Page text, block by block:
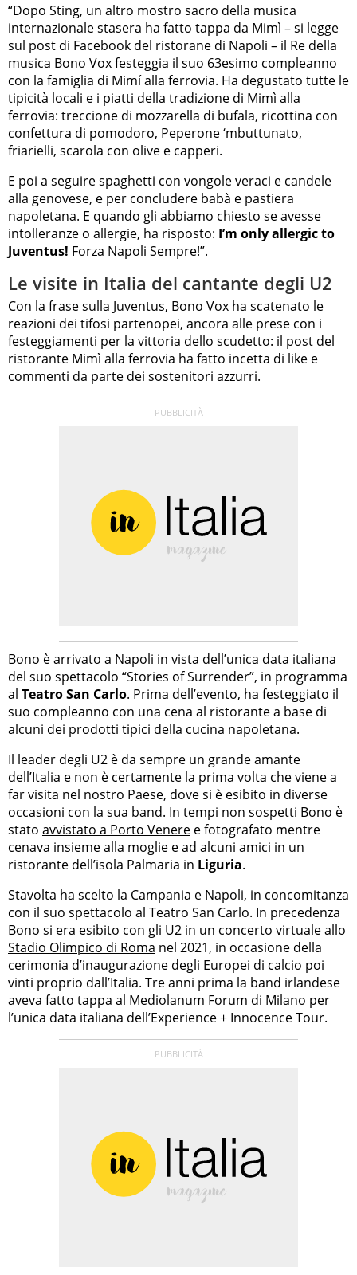
“Dopo Sting, un altro mostro sacro della musica
internazionale stasera ha fatto tappa da Mimì – si legge
sul post di Facebook del ristorane di Napoli – il Re della
musica Bono Vox festeggia il suo 63esimo compleanno
con la famiglia di Mimí alla ferrovia. Ha degustato tutte le
tipicità locali e i piatti della tradizione di Mimì alla
ferrovia: treccione di mozzarella di bufala, ricottina con
confettura di pomodoro, Peperone ‘mbuttunato,
friarielli, scarola con olive e capperi.
E poi a seguire spaghetti con vongole veraci e candele
alla genovese, e per concludere babà e pastiera
napoletana. E quando gli abbiamo chiesto se avesse
intolleranze o allergie, ha risposto: I’m only allergic to
Juventus! Forza Napoli Sempre!”.
Le visite in Italia del cantante degli U2
Con la frase sulla Juventus, Bono Vox ha scatenato le
reazioni dei tifosi partenopei, ancora alle prese con i
festeggiamenti per la vittoria dello scudetto: il post del
ristorante Mimì alla ferrovia ha fatto incetta di like e
commenti da parte dei sostenitori azzurri.
Bono è arrivato a Napoli in vista dell’unica data italiana
del suo spettacolo “Stories of Surrender”, in programma
al Teatro San Carlo. Prima dell’evento, ha festeggiato il
suo compleanno con una cena al ristorante a base di
alcuni dei prodotti tipici della cucina napoletana.
Il leader degli U2 è da sempre un grande amante
dell’Italia e non è certamente la prima volta che viene a
far visita nel nostro Paese, dove si è esibito in diverse
occasioni con la sua band. In tempi non sospetti Bono è
stato avvistato a Porto Venere e fotografato mentre
cenava insieme alla moglie e ad alcuni amici in un
ristorante dell’isola Palmaria in Liguria.
Stavolta ha scelto la Campania e Napoli, in concomitanza
con il suo spettacolo al Teatro San Carlo. In precedenza
Bono si era esibito con gli U2 in un concerto virtuale allo
Stadio Olimpico di Roma nel 2021, in occasione della
cerimonia d’inaugurazione degli Europei di calcio poi
vinti proprio dall’Italia. Tre anni prima la band irlandese
aveva fatto tappa al Mediolanum Forum di Milano per
l’unica data italiana dell’Experience + Innocence Tour.